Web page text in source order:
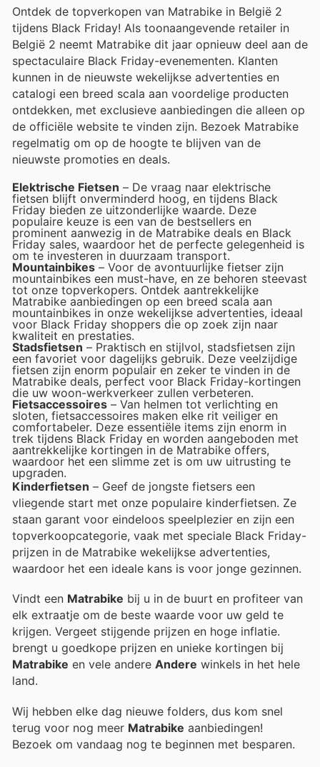
Ontdek de topverkopen van Matrabike in België 2
tijdens Black Friday! Als toonaangevende retailer in
België 2 neemt Matrabike dit jaar opnieuw deel aan de
spectaculaire Black Friday-evenementen. Klanten
kunnen in de nieuwste wekelijkse advertenties en
catalogi een breed scala aan voordelige producten
ontdekken, met exclusieve aanbiedingen die alleen op
de officiële website te vinden zijn. Bezoek Matrabike
regelmatig om op de hoogte te blijven van de
nieuwste promoties en deals.
Elektrische Fietsen – De vraag naar elektrische
fietsen blijft onverminderd hoog, en tijdens Black
Friday bieden ze uitzonderlijke waarde. Deze
populaire keuze is een van de bestsellers en
prominent aanwezig in de Matrabike deals en Black
Friday sales, waardoor het de perfecte gelegenheid is
om te investeren in duurzaam transport.
Mountainbikes – Voor de avontuurlijke fietser zijn
mountainbikes een must-have, en ze behoren steevast
tot onze topverkopers. Ontdek aantrekkelijke
Matrabike aanbiedingen op een breed scala aan
mountainbikes in onze wekelijkse advertenties, ideaal
voor Black Friday shoppers die op zoek zijn naar
kwaliteit en prestaties.
Stadsfietsen – Praktisch en stijlvol, stadsfietsen zijn
een favoriet voor dagelijks gebruik. Deze veelzijdige
fietsen zijn enorm populair en zeker te vinden in de
Matrabike deals, perfect voor Black Friday-kortingen
die uw woon-werkverkeer zullen verbeteren.
Fietsaccessoires – Van helmen tot verlichting en
sloten, fietsaccessoires maken elke rit veiliger en
comfortabeler. Deze essentiële items zijn enorm in
trek tijdens Black Friday en worden aangeboden met
aantrekkelijke kortingen in de Matrabike offers,
waardoor het een slimme zet is om uw uitrusting te
upgraden.
Kinderfietsen – Geef de jongste fietsers een
vliegende start met onze populaire kinderfietsen. Ze
staan garant voor eindeloos speelplezier en zijn een
topverkoopcategorie, vaak met speciale Black Friday-
prijzen in de Matrabike wekelijkse advertenties,
waardoor het een ideale kans is voor jonge gezinnen.
Vindt een Matrabike bij u in de buurt en profiteer van
elk extraatje om de beste waarde voor uw geld te
krijgen. Vergeet stijgende prijzen en hoge inflatie.
brengt u goedkope prijzen en unieke kortingen bij
Matrabike en vele andere Andere winkels in het hele
land.
Wij hebben elke dag nieuwe folders, dus kom snel
terug voor nog meer Matrabike aanbiedingen!
Bezoek om vandaag nog te beginnen met besparen.